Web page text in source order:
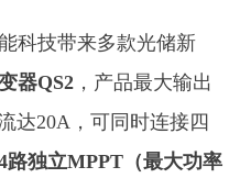
科技带来多款光储新
器QS2 ，产品最大输出
达20A，可同时连接四
路独立MPPT（最大功率